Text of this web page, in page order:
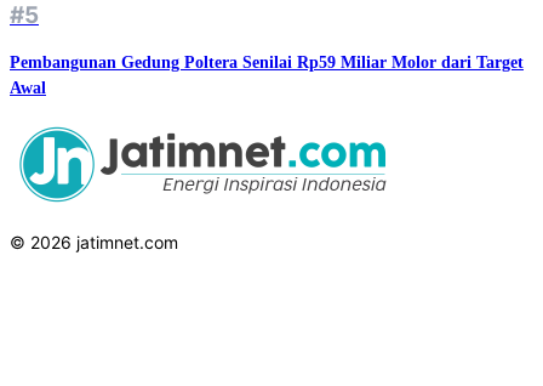
#5
Pembangunan Gedung Poltera Senilai Rp59 Miliar Molor dari Target
Awal
© 2026 jatimnet.com